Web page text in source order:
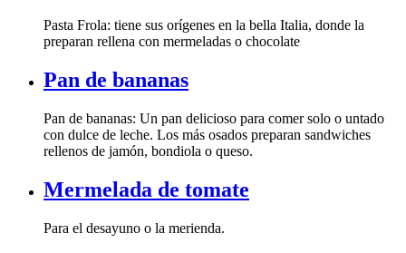
preparan rellena con mermeladas o chocolate
Pan de bananas
rellenos de jamón, bondiola o queso.
Mermelada de tomate
Para el desayuno o la merienda.